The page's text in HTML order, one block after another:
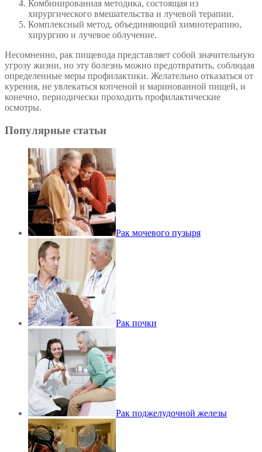
Комбинированная методика, состоящая из
хирургического вмешательства и лучевой терапии.
Комплексный метод, объединяющий химиотерапию,
хирургию и лучевое облучение.
Несомненно, рак пищевода представляет собой значительную
угрозу жизни, но эту болезнь можно предотвратить, соблюдая
определенные меры профилактики. Желательно отказаться от
курения, не увлекаться копченой и маринованной пищей, и
конечно, периодически проходить профилактические
осмотры.
Популярные статьи
Рак мочевого пузыря
Рак почки
Рак поджелудочной железы